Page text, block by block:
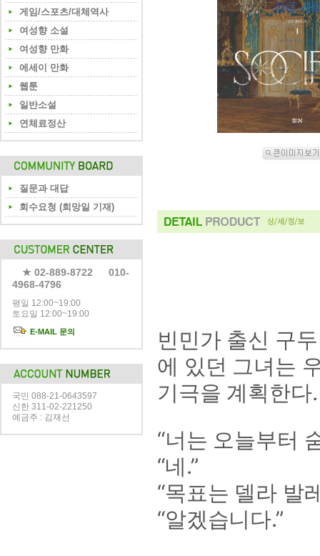
게임/스포츠/대체역사
여성향 소설
여성향 만화
에세이 만화
웹툰
일반소설
연체료정산
질문과 대답
회수요청 (희망일 기재)
★ 02-889-8722 010-
4968-4796
평일 12:00~19:00
토요일 12:00~19:00
E-MAIL 문의
국민 088-21-0643597
신한 311-02-221250
예금주 : 김재선
빈민가 출신 구
에 있던 그녀는
기극을 계획한다.
“너는 오늘부터
“네.”
“목표는 델라 발
“알겠습니다.”